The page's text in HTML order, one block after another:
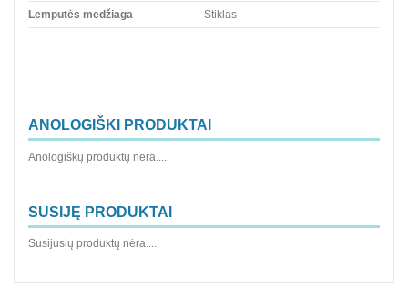
Lemputės medžiaga Stiklas
ANOLOGIŠKI PRODUKTAI
Anologiškų produktų nėra....
SUSIJĘ PRODUKTAI
Susijusių produktų nėra....